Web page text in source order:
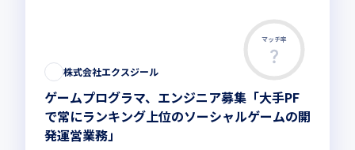
マッチ率
株式会社エクスジール
ゲームプログラマ、エンジニア募集「大手PF
で常にランキング上位のソーシャルゲームの開
発運営業務」